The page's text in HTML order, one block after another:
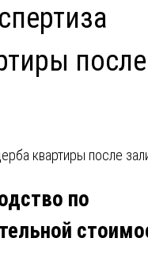
после
по